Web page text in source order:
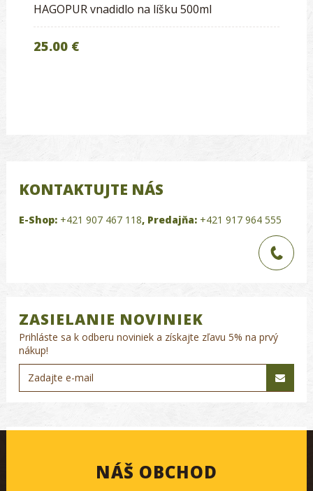
HAGOPUR vnadidlo na líšku 500ml
25.00 €
KONTAKTUJTE NÁS
E-Shop: +421 907 467 118, Predajňa: +421 917 964 555
ZASIELANIE NOVINIEK
Prihláste sa k odberu noviniek a získajte zľavu 5% na prvý
nákup!
NÁŠ OBCHOD